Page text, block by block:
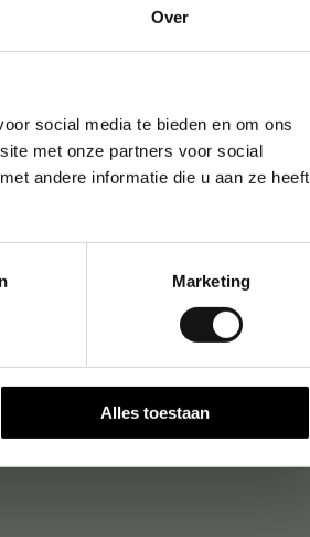
Over
social media te bieden en om ons
met onze partners voor social
andere informatie die u aan ze heeft
Marketing
Alles toestaan